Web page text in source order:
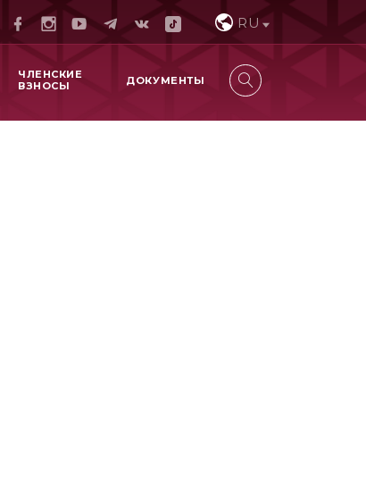
RU
ЧЛЕНСКИЕ
ВЗНОСЫ
ДОКУМЕНТЫ